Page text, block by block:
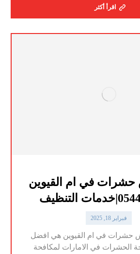
اقرأ أكثر
في ام القيوين
فبراير 18, 2025
حشرات في ام القيوين هي افضل
الحشرات في الامارات لمكافحة